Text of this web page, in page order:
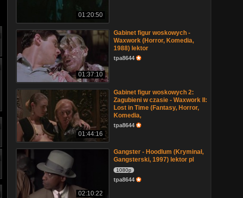
01:20:50
01:37:10
Gabinet figur woskowych -
Waxwork (Horror, Komedia,
1988) lektor
tpa8644
01:44:16
Gabinet figur woskowych 2:
Zagubieni w czasie - Waxwork II:
Lost in Time (Fantasy, Horror,
Komedia,
tpa8644
02:10:22
Gangster - Hoodlum (Kryminał,
Gangsterski, 1997) lektor pl
1080p
tpa8644